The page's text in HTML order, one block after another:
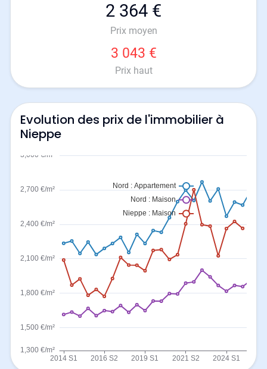
2 364 €
Prix moyen
3 043 €
Prix haut
Evolution des prix de l'immobilier à
Nieppe